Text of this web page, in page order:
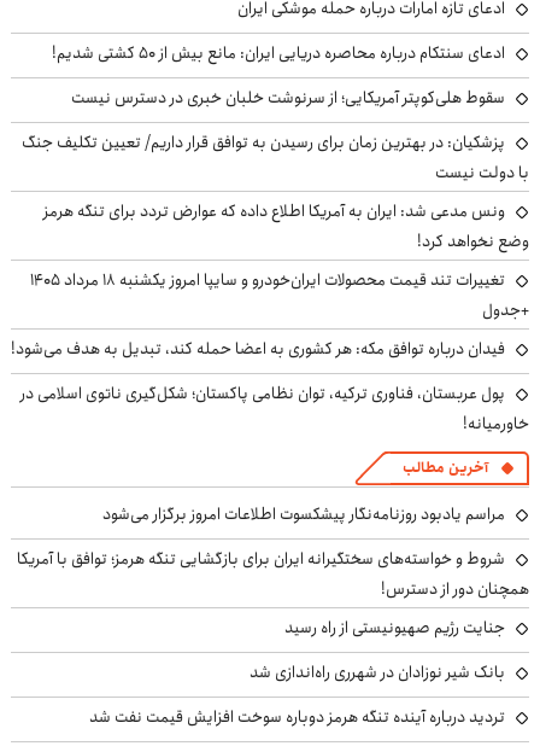
ادعای تازه امارات درباره حمله موشکی ایران
ادعای سنتکام درباره محاصره دریایی ایران: مانع بیش از ۵۰ کشتی شدیم!
سقوط هلی‌کوپتر آمریکایی؛ از سرنوشت خلبان خبری در دسترس نیست
پزشکیان‌: در بهترین زمان برای رسیدن به توافق قرار داریم/ تعیین تکلیف جنگ
با دولت نیست
ونس مدعی شد: ایران به آمریکا اطلاع داده که عوارض تردد برای تنگه هرمز
وضع نخواهد کرد!
تغییرات تند قیمت محصولات ایران‌خودرو و سایپا امروز یکشنبه ۱۸ مرداد ۱۴۰۵
+جدول
فیدان درباره توافق مکه: هر کشوری به اعضا حمله کند، تبدیل به هدف می‌شود!
پول عربستان، فناوری ترکیه، توان نظامی پاکستان؛ شکل‌گیری ناتوی اسلامی در
خاورمیانه!
آخرین مطالب
مراسم یادبود روزنامه‌نگار پیشکسوت اطلاعات امروز برگزار می‌شود
شروط و خواسته‌های سختگیرانه ایران برای بازگشایی تنگه هرمز؛ توافق با آمریکا
همچنان دور از دسترس!
جنایت رژیم صهیونیستی از راه رسید
بانک شیر نوزادان در شهرری راه‌اندازی شد
تردید درباره آینده تنگه هرمز دوباره سوخت افزایش قیمت نفت شد